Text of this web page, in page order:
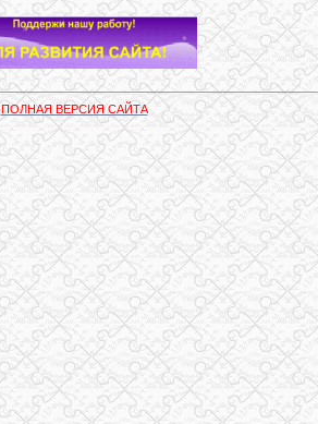
ПОЛНАЯ ВЕРСИЯ САЙТА